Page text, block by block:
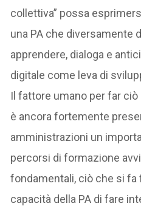
collettiva” possa
una PA che diversamente
apprendere, dialoga e
digitale come leva di
Il fattore umano per far
è ancora fortemente
amministrazioni un
percorsi di formazione
fondamentali, ciò che si fa
capacità della PA di fare